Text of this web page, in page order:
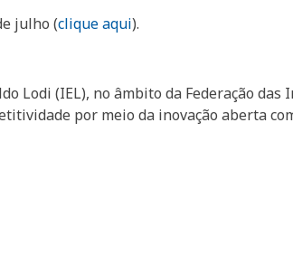
julho (clique aqui).
Lodi (IEL), no âmbito da Federação
por meio da inovação aberta